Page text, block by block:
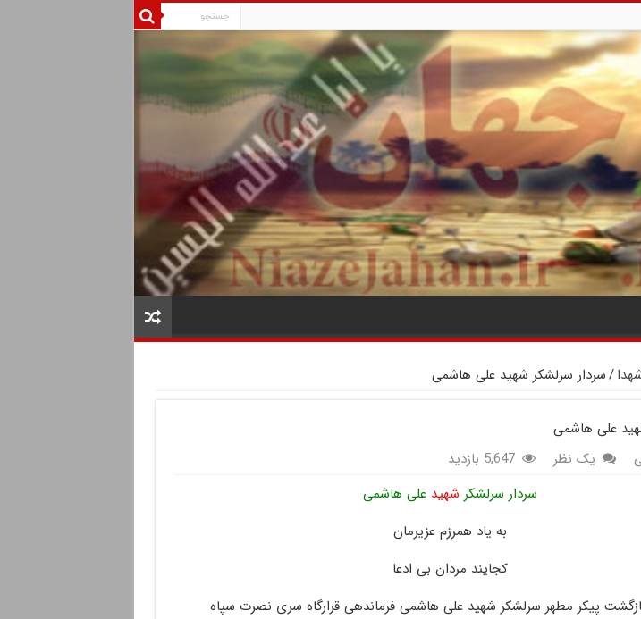
/سردار سرلشکر شهید علی هاشمی
علی هاشمی
یک نظر
5,647 بازدید
سردار سرلشکر شهید علی هاشمی
به یاد همرزم عزیرمان
کجایند مردان بی ادعا
پیکر مطهر سرلشکر شهید علی هاشمی فرماندهی قرارگاه سری نصرت سپاه